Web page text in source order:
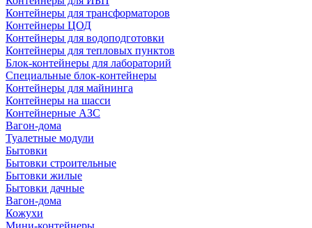
Контейнеры для трансформаторов
Контейнеры ЦОД
Контейнеры для водоподготовки
Контейнеры для тепловых пунктов
Блок-контейнеры для лабораторий
Специальные блок-контейнеры
Контейнеры для майнинга
Контейнеры на шасси
Контейнерные АЗС
Вагон-дома
Туалетные модули
Бытовки
Бытовки строительные
Бытовки жилые
Бытовки дачные
Вагон-дома
Кожухи
Мини-контейнеры